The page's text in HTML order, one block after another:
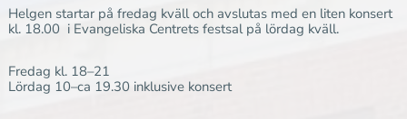
Helgen startar på fredag kväll och avslutas med en liten konsert
kl. 18.00 i Evangeliska Centrets festsal på lördag kväll.
Fredag kl. 18–21
Lördag 10–ca 19.30 inklusive konsert